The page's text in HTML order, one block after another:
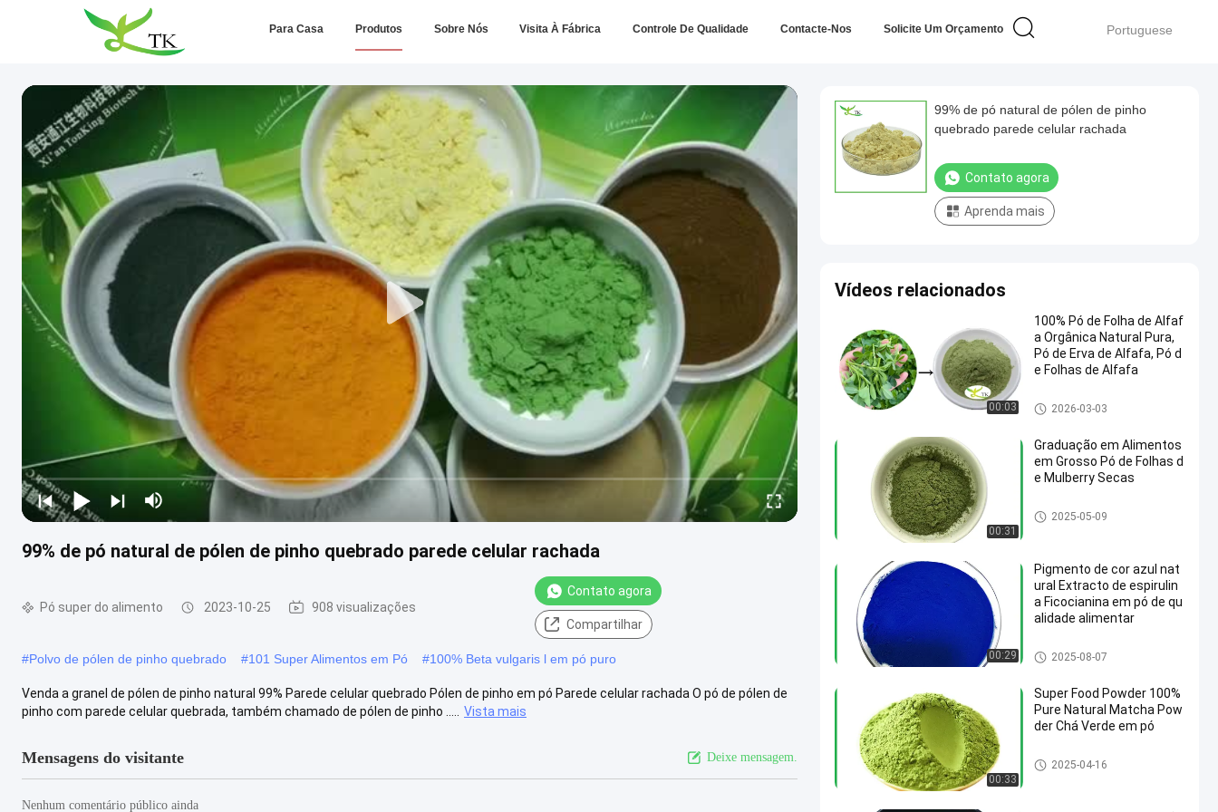
Portuguese
Para Casa Produtos Sobre Nós Visita À Fábrica Controle De Qualidade Contacte-Nos Solicite Um Orçamento
99% de pó natural de pólen de pinho quebrado parede celular rachada
Pó super do alimento 2023-10-25 908 visualizações
Contato agora
Compartilhar
#Polvo de pólen de pinho quebrado #101 Super Alimentos em Pó #100% Beta vulgaris l em pó puro
Venda a granel de pólen de pinho natural 99% Parede celular quebrado Pólen de pinho em pó Parede celular rachada O pó de pólen de
pinho com parede celular quebrada, também chamado de pólen de pinho .....
Vista mais
Mensagens do visitante Deixe mensagem.
Nenhum comentário público ainda
99% de pó natural de pólen de pinho
quebrado parede celular rachada
Contato agora
Aprenda mais
Vídeos relacionados
00:03
100% Pó de Folha de Alfaf
a Orgânica Natural Pura,
Pó de Erva de Alfafa, Pó d
e Folhas de Alfafa
Pó super do alimento
2026-03-03
00:31
Graduação em Alimentos
em Grosso Pó de Folhas d
e Mulberry Secas
Pó super do alimento
2025-05-09
00:29
Pigmento de cor azul nat
ural Extracto de espirulin
a Ficocianina em pó de qu
alidade alimentar
Pó super do alimento
2025-08-07
00:33
Super Food Powder 100%
Pure Natural Matcha Pow
der Chá Verde em pó
Pó super do alimento
2025-04-16